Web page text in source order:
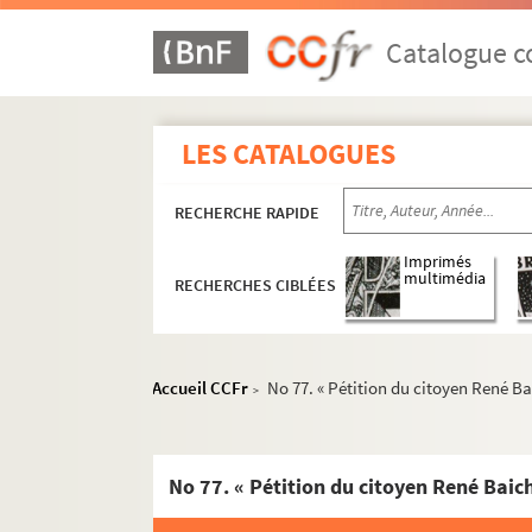
Catalogue
LES CATALOGUES
RECHERCHE RAPIDE
RECHERCHES CIBLÉES
Imprimés
multimédia
Accueil CCFr > No 77. « Pétition du citoyen René
429. « Rubrique, par ordre alphabétique, de
430. Musique. Pièces diverses
431. « Papiers et musique de Jean-Baptiste
433-434. Musique, par Jean Aubert, avocat.
435. « Remèdes, recettes, économie
436. « Livre de prières, de préceptes, etc. »
437. « Table alphabétique des six volumes in-4o
438. « Jean Aubert, avocat. Correspondance
439. « Jean Aubert, avocat, conservateur du
Tome I. 58 pièces, dont 14 manuscrites.